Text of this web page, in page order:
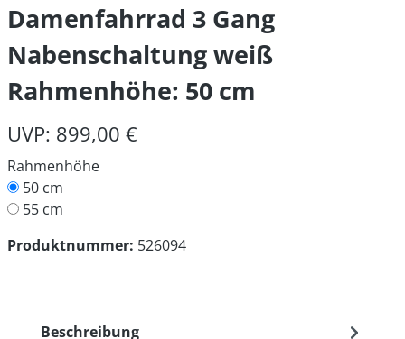
Damenfahrrad 3 Gang
Nabenschaltung weiß
Rahmenhöhe: 50 cm
UVP: 899,00 €
Rahmenhöhe
50 cm
55 cm
Produktnummer: 526094
Beschreibung